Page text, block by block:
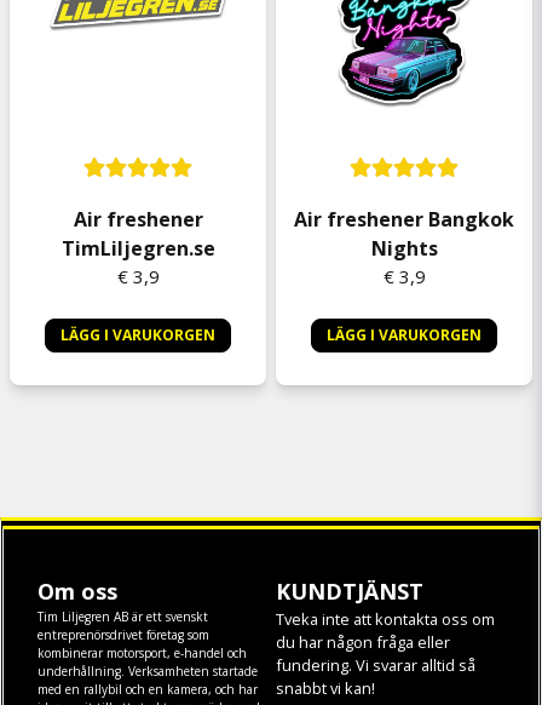
Air freshener
TimLiljegren.se
€ 3,9
LÄGG I VARUKORGEN
Air freshener Bangkok
Nights
€ 3,9
LÄGG I VARUKORGEN
Om oss
Tim Liljegren AB är ett svenskt
entreprenörsdrivet företag som
kombinerar motorsport, e-handel och
underhållning. Verksamheten startade
med en rallybil och en kamera, och har
KUNDTJÄNST
Tveka inte att kontakta oss om
du har någon fråga eller
fundering. Vi svarar alltid så
snabbt vi kan!